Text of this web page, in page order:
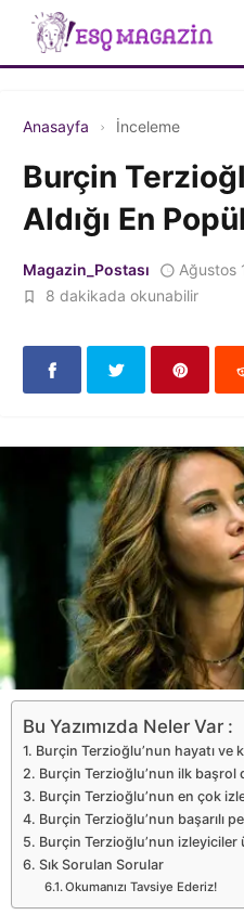
Anasayfa İnceleme
Burçin
Aldığı En
Magazin_Postası Ağustos
8 dakikada okunabilir
Bu Yazımızda Neler Var :
Burçin Terzioğlu’nun hayatı ve
Burçin Terzioğlu’nun ilk başrol
Burçin Terzioğlu’nun en çok
Burçin Terzioğlu’nun başarılı
Burçin Terzioğlu’nun
Sık Sorulan Sorular
Okumanızı Tavsiye Ederiz!